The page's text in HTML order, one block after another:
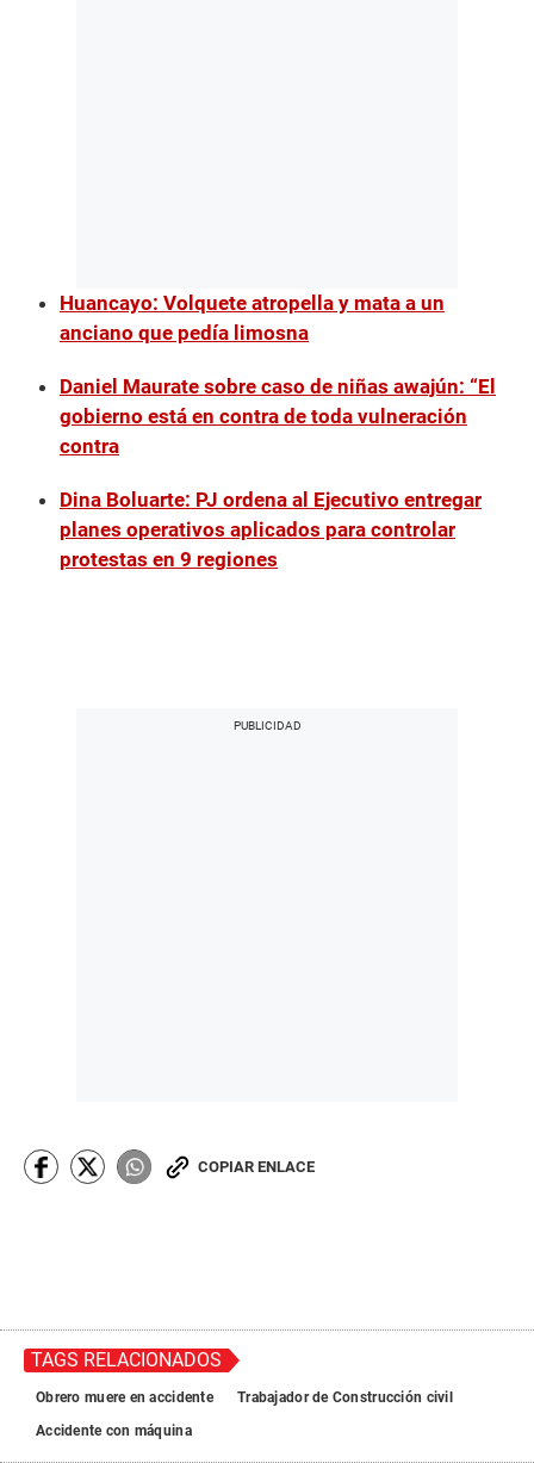
Huancayo: Volquete atropella y mata a un
anciano que pedía limosna
Daniel Maurate sobre caso de niñas awajún: “El
gobierno está en contra de toda vulneración
contra
Dina Boluarte: PJ ordena al Ejecutivo entregar
planes operativos aplicados para controlar
protestas en 9 regiones
COPIAR ENLACE
TAGS RELACIONADOS
Obrero muere en accidente
Trabajador de Construcción civil
Accidente con máquina